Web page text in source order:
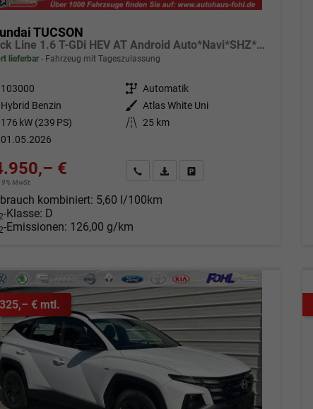
TUCSON
Black Line 1.6 T-GDi HEV AT Android Auto*Navi*SHZ*Kamera*2Z Klimaauto*
lieferbar Fahrzeug mit Tageszulassung
103000 Getriebe Automatik
Hybrid Benzin Außenfarbe Atlas White Uni
176 kW (239 PS) Kilometerstand 25 km
01.05.2026
€
MwSt.
Angebot anfordern
Fahrzeugexpose (PDF)
kombiniert: 5,60 l/100km
-Klasse: D
-Emissionen: 126,00 g/km
€ mtl.